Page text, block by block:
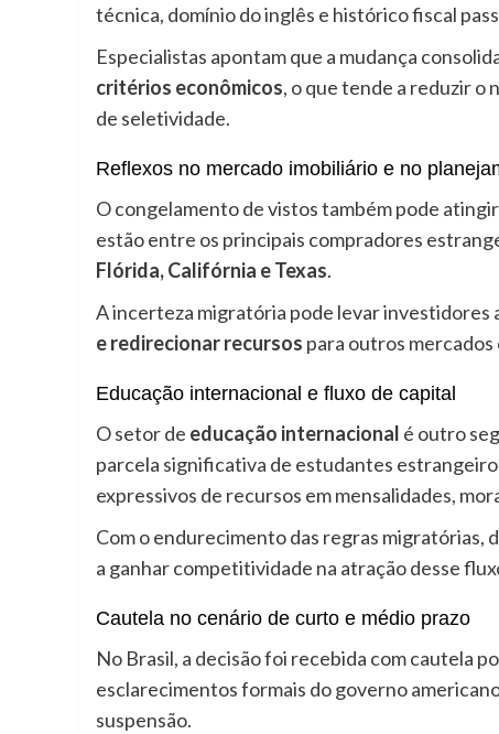
técnica, domínio do inglês e histórico fiscal
Especialistas apontam que a mudança
critérios econômicos, o que tende a reduzir o
de seletividade.
Reflexos no mercado imobiliário e no
O congelamento de vistos também pode
estão entre os principais compradores
Flórida, Califórnia e Texas.
A incerteza migratória pode levar investidores
e redirecionar recursos para outros
Educação internacional e fluxo de capital
O setor de educação internacional é outro
parcela significativa de estudantes
expressivos de recursos em mensalidades,
Com o endurecimento das regras migratórias,
a ganhar competitividade na atração desse
Cautela no cenário de curto e médio prazo
No Brasil, a decisão foi recebida com cautela
esclarecimentos formais do governo
suspensão.